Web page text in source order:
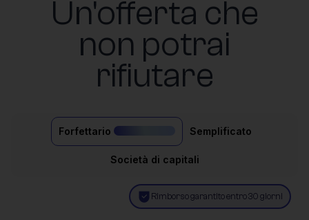
Un'offerta che
non potrai
rifiutare
Forfettario Semplificato
Società di capitali
Rimborso garantito entro 30 giorni